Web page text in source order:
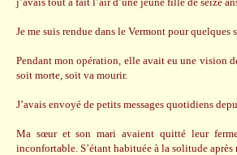
Je me suis rendue dans le Vermont pour quelques
Pendant mon opération, elle avait eu une vision
soit morte, soit va mourir.
J’avais envoyé de petits messages quotidiens
Ma sœur et son mari avaient quitté leur
inconfortable. S’étant habituée à la solitude